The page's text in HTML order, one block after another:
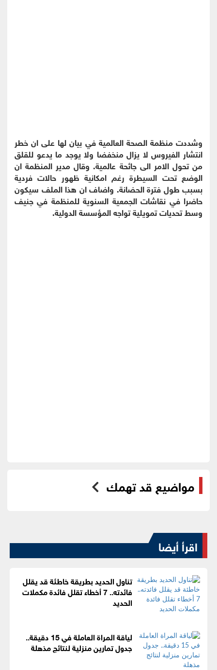
وشددت منظمة الصحة العالمية في بيان لها على ان خطر
انتشار الفيروس لا يزال منخفضا ولا يوجد ما يدعو للقلق
من تحول الامر الى جائحة عالمية. وقال مدير المنظمة ان
الوضع تحت السيطرة رغم امكانية ظهور حالات فردية
بسبب طول فترة الحضانة. واضاف ان هذا الملف سيكون
حاضرا في نقاشات الجمعية السنوية للمنظمة في جنيف
وسط تحديات تمويلية تواجه المؤسسة الدولية.
مواضيع قد تهمك
اقرأ أيضا
تناول الحديد بطريقة خاطئة قد يقلل
فائدته.. 7 أخطاء تقلل فائدة مكملات
الحديد
لياقة المراة العاملة في 15 دقيقة..
جدول تمارين منزلية لنتائج مذهلة